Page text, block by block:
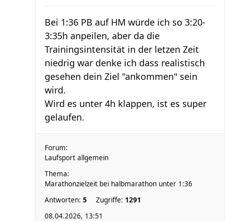
Bei 1:36 PB auf HM würde ich so 3:20-
3:35h anpeilen, aber da die
Trainingsintensität in der letzen Zeit
niedrig war denke ich dass realistisch
gesehen dein Ziel "ankommen" sein
wird.
Wird es unter 4h klappen, ist es super
gelaufen.
Forum:
Laufsport allgemein
Thema:
Marathonzielzeit bei halbmarathon unter 1:36
Antworten: 5 Zugriffe: 1291
08.04.2026, 13:51